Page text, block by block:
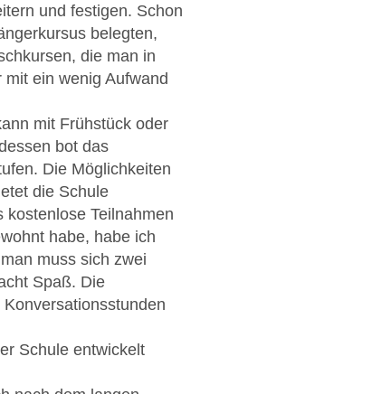
und festigen. Schon
belegten,
die man in
ein wenig Aufwand
mit Frühstück oder
bot das
Die Möglichkeiten
die Schule
Teilnahmen
habe, habe ich
muss sich zwei
Spaß. Die
Schule entwickelt